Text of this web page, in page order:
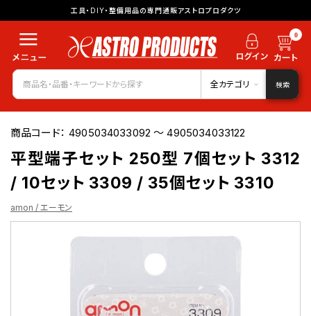
工具・DIY・整備用品の専門通販アストロプロダクツ
0
全カテゴリ 検索
商品コード：4905034033092 ～ 4905034033122
平型端子セット 250型 7個セット 3312
/ 10セット 3309 / 35個セット 3310
amon / エーモン